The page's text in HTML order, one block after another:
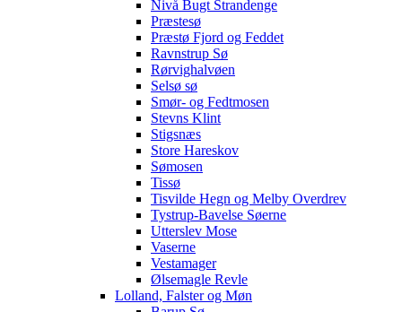
Nivå Bugt Strandenge
Præstesø
Præstø Fjord og Feddet
Ravnstrup Sø
Rørvighalvøen
Selsø sø
Smør- og Fedtmosen
Stevns Klint
Stigsnæs
Store Hareskov
Sømosen
Tissø
Tisvilde Hegn og Melby Overdrev
Tystrup-Bavelse Søerne
Utterslev Mose
Vaserne
Vestamager
Ølsemagle Revle
Lolland, Falster og Møn